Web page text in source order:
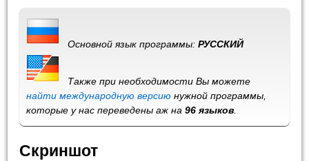
Основной язык программы:РУССКИЙ
Также при необходимости Вы можете
найти международную версию нужной программы,
которые у нас переведены аж на96 языков
Скриншот